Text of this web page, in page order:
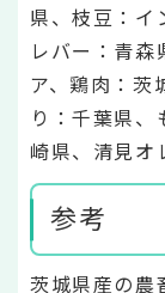
県、枝豆：イ
レバー：青森
ア、鶏肉：茨
り：千葉県
崎県、清見オ
参考
茨城県産の農